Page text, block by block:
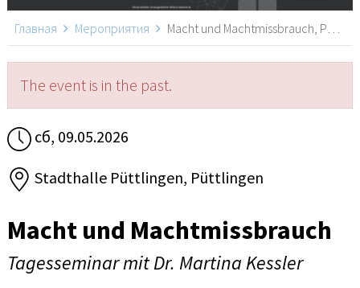
Главная Мероприятия Macht und Machtmissbrauch, Püttlingen
The event is in the past.
сб, 09.05.2026
Stadthalle Püttlingen, Püttlingen
Macht und Machtmissbrauch
Tagesseminar mit Dr. Martina Kessler